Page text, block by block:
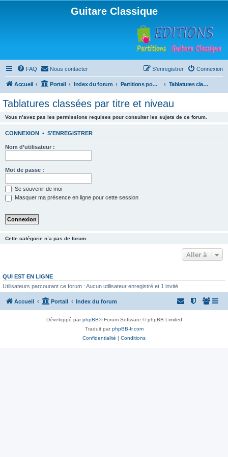
Guitare Classique
FAQ Nous contacter Connexion
S’enregistrer
Accueil Portail Index du forum Partitions pour guitare en libre téléchargement Tablatures classées par titre et niveau
Tablatures classées par titre et niveau
Vous n’avez pas les permissions requises pour consulter les sujets de ce forum.
CONNEXION • S’ENREGISTRER
Nom d’utilisateur :
Mot de passe :
Se souvenir de moi
Masquer ma présence en ligne pour cette session
Cette catégorie n’a pas de forum.
Aller à
QUI EST EN LIGNE
Utilisateurs parcourant ce forum : Aucun utilisateur enregistré et 1 invité
Accueil Portail Index du forum
Développé parphpBB® Forum Software © phpBB Limited
Traduit parphpBB-fr.com
Confidentialité | Conditions